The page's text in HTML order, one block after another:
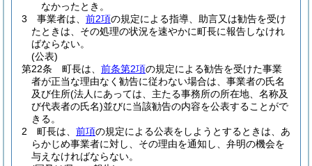
なかったとき。
3
事業者は、 前2項の規定による指導、助言又は勧告を受け
たときは、その処理の状況を速やかに町長に報告しなけれ
ばならない。
(公表)
第22条
町長は、 前条第2項の規定による勧告を受けた事業
者が正当な理由なく勧告に従わない場合は、事業者の氏名
及び住所(法人にあっては、主たる事務所の所在地、名称及
び代表者の氏名)並びに当該勧告の内容を公表することがで
きる。
2
町長は、 前項の規定による公表をしようとするときは、あ
らかじめ事業者に対し、その理由を通知し、弁明の機会を
与えなければならない。